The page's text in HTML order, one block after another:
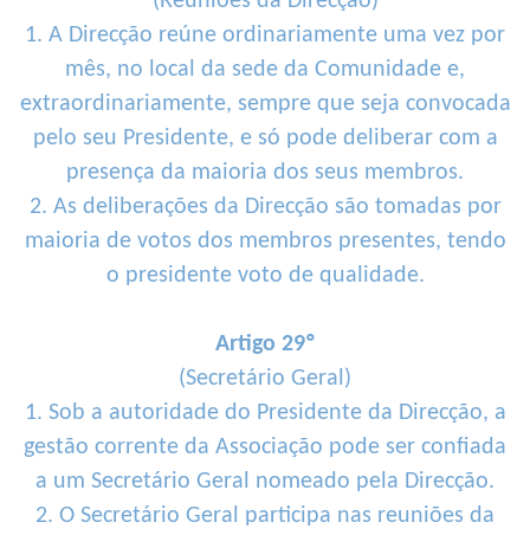
1. A Direcção reúne ordinariamente uma vez por
mês, no local da sede da Comunidade e,
extraordinariamente, sempre que seja convocada
pelo seu Presidente, e só pode deliberar com a
presença da maioria dos seus membros.
2. As deliberações da Direcção são tomadas por
maioria de votos dos membros presentes, tendo
o presidente voto de qualidade.
Artigo 29º
(Secretário Geral)
1. Sob a autoridade do Presidente da Direcção, a
gestão corrente da Associação pode ser confiada
a um Secretário Geral nomeado pela Direcção.
2. O Secretário Geral participa nas reuniões da